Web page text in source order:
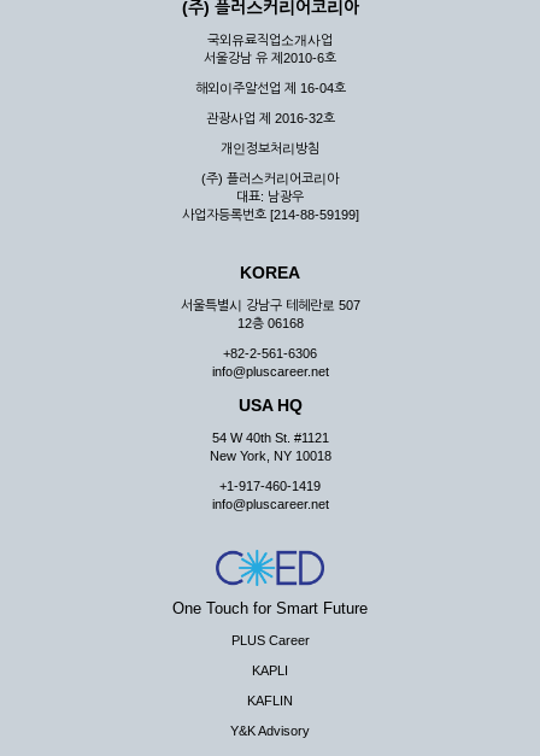
(주) 플러스커리어코리아
국외유료직업소개사업
서울강남 유 제2010-6호
해외이주알선업 제 16-04호
관광사업 제 2016-32호
개인정보처리방침
(주) 플러스커리어코리아
대표: 남광우
사업자등록번호 [214-88-59199]
KOREA
서울특별시 강남구 테헤란로 507
12층 06168
+82-2-561-6306
info@pluscareer.net
USA HQ
54 W 40th St. #1121
New York, NY 10018
+1-917-460-1419
info@pluscareer.net
One Touch for Smart Future
PLUS Career
KAPLI
KAFLIN
Y&K Advisory